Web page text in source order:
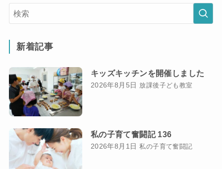
新着記事
キッズキッチンを開催しました
2026年8月5日 放課後子ども教室
私の子育て奮闘記 136
2026年8月1日 私の子育て奮闘記